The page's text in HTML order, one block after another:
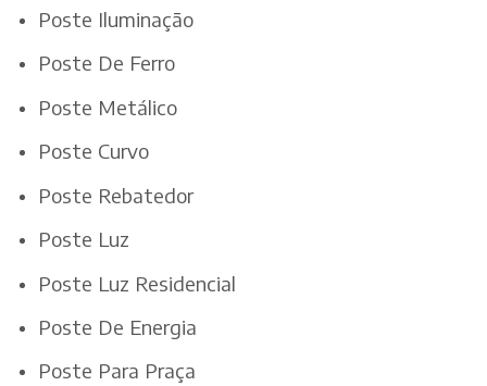
Poste Iluminação
Poste De Ferro
Poste Metálico
Poste Curvo
Poste Rebatedor
Poste Luz
Poste Luz Residencial
Poste De Energia
Poste Para Praça